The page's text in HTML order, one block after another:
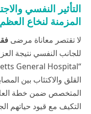
التأثير النفسي
المزمنة لنخاع العظم
لا تقتصر معاناة مرضى
للجانب النفسي نتيجة
القلق والاكتئاب بين
المتخصص ضمن خطة
التكيف مع قيود حياتهم